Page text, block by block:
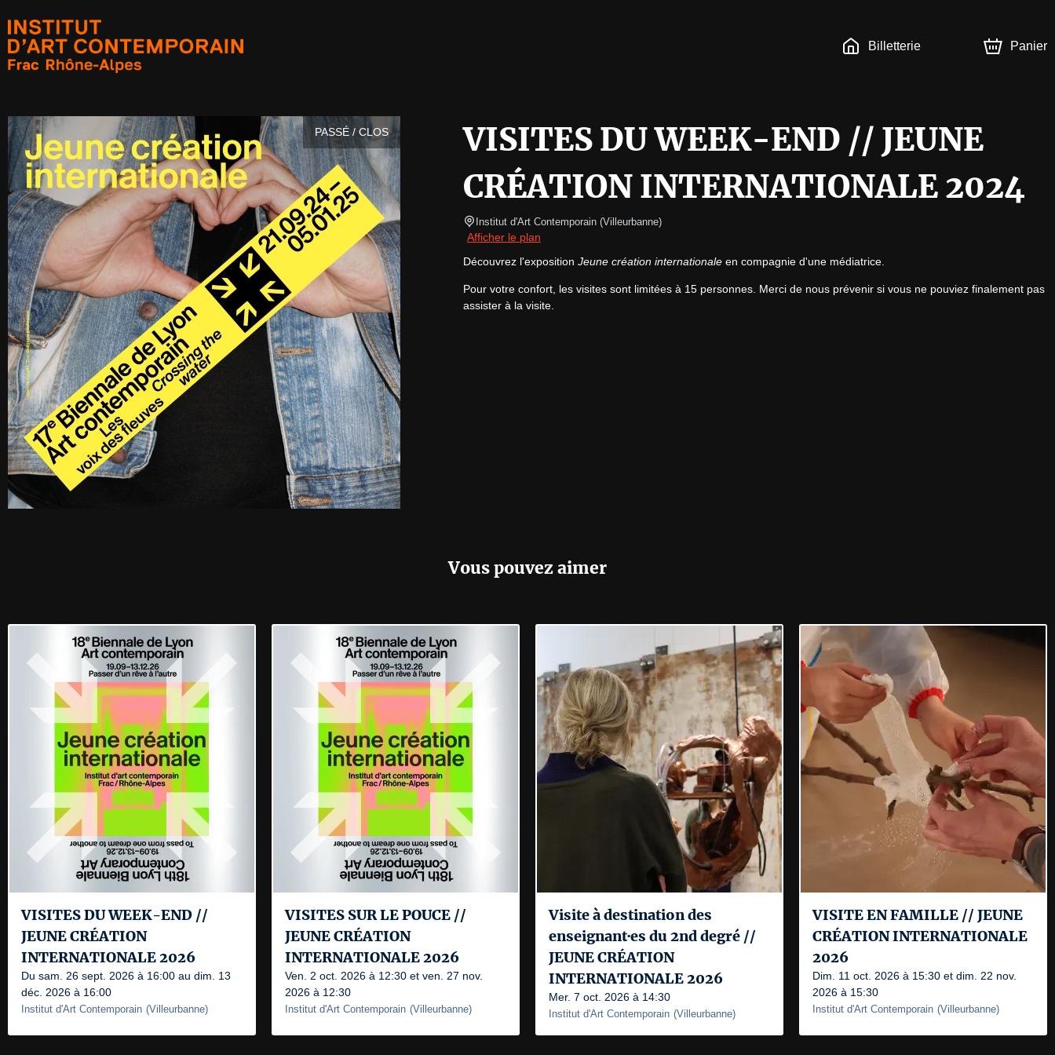
Billetterie Panier
PASSÉ / CLOS
VISITES DU WEEK-END // JEUNE
CRÉATION INTERNATIONALE 2024
Institut d'Art Contemporain (Villeurbanne)
Afficher le plan
Découvrez l'exposition Jeune création internationale en compagnie d'une médiatrice.
Pour votre confort, les visites sont limitées à 15 personnes. Merci de nous prévenir si vous ne pouviez finalement pas
assister à la visite.
Vous pouvez aimer
VISITES DU WEEK-END //
JEUNE CRÉATION
INTERNATIONALE 2026
Du sam. 26 sept. 2026 à 16:00 au dim. 13
déc. 2026 à 16:00
Institut d'Art Contemporain (Villeurbanne)
VISITES SUR LE POUCE //
JEUNE CRÉATION
INTERNATIONALE 2026
Ven. 2 oct. 2026 à 12:30 et ven. 27 nov.
2026 à 12:30
Institut d'Art Contemporain (Villeurbanne)
Visite à destination des
enseignant·es du 2nd degré //
JEUNE CRÉATION
INTERNATIONALE 2026
Mer. 7 oct. 2026 à 14:30
Institut d'Art Contemporain (Villeurbanne)
VISITE EN FAMILLE // JEUNE
CRÉATION INTERNATIONALE
2026
Dim. 11 oct. 2026 à 15:30 et dim. 22 nov.
2026 à 15:30
Institut d'Art Contemporain (Villeurbanne)